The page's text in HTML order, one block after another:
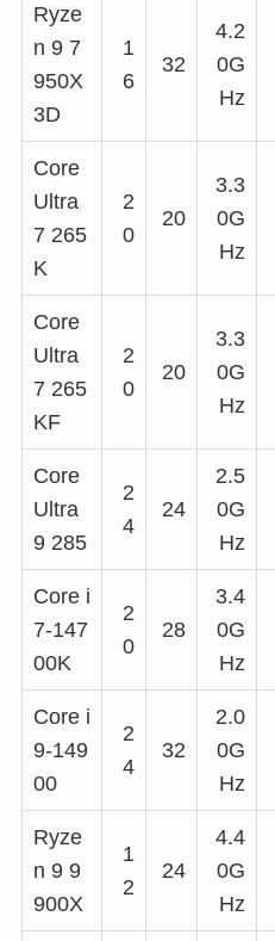
Ryze
n 9 7
950X
3D
1
6
32
4.2
0G
Hz
Core
Ultra
7 265
K
2
0
20
3.3
0G
Hz
Core
Ultra
7 265
KF
2
0
20
3.3
0G
Hz
Core
Ultra
9 285
2
4
24
2.5
0G
Hz
Core i
7-147
00K
2
0
28
3.4
0G
Hz
Core i
9-149
00
2
4
32
2.0
0G
Hz
Ryze
n 9 9
900X
1
2
24
4.4
0G
Hz